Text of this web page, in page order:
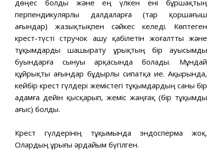
дөңес болды және ең үлкен ені бұршақтың
перпендикулярлы далдаларға (тар қоршағыш
ағындар) жазықтықпен сәйкес келеді. Көптеген
крест-түсті стручок ашу қабілетін жоғалтты және
тұқымдарды шашырату ұрықтың бір ауысымды
буындарға сынуы арқасында болады. Мұндай
құйрықты ағындар бұдырлы сипатқа ие. Ақырында,
кейбір крест гүлдері жемістегі тұқымдардың саны бір
адамға дейін қысқарып, жеміс жаңғақ (бір тұқымды
ағыс) болды.
Крест гүлдерінің тұқымында эндосперма жоқ.
Олардың ұрығы әрдайым бүгілген.